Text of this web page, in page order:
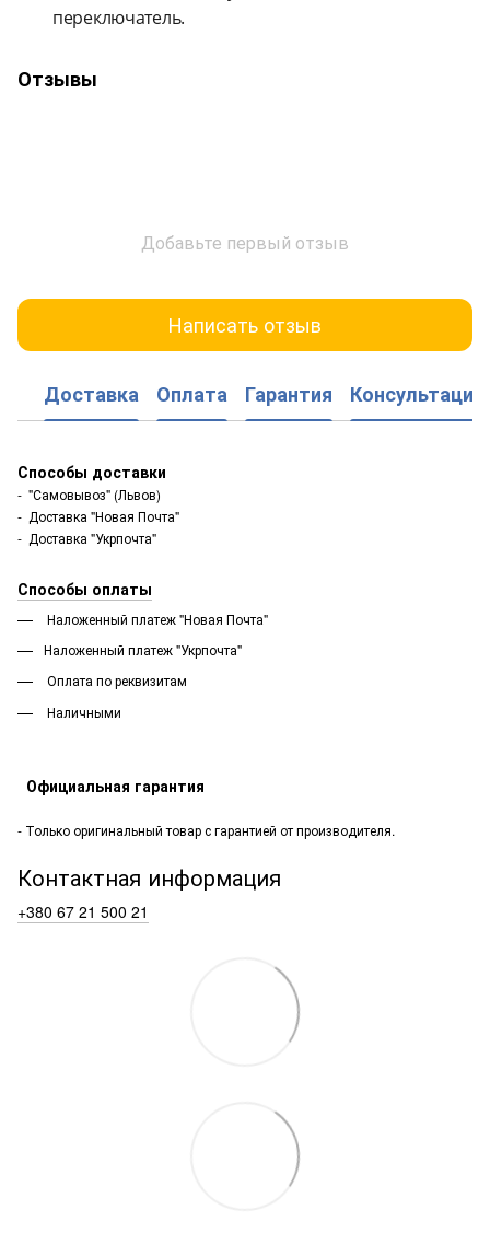
переключатель.
Отзывы
Добавьте первый отзыв
Написать отзыв
Доставка Оплата Гарантия Консультация
Способы доставки
- "Самовывоз" (Львов)
- Доставка "Новая Почта"
- Доставка "Укрпочта"
Способы оплаты
Наложенный платеж "Новая Почта"
Наложенный платеж "Укрпочта"
Оплата по реквизитам
Наличными
Официальная гарантия
- Только оригинальный товар с гарантией от производителя.
Контактная информация
+380 67 21 500 21